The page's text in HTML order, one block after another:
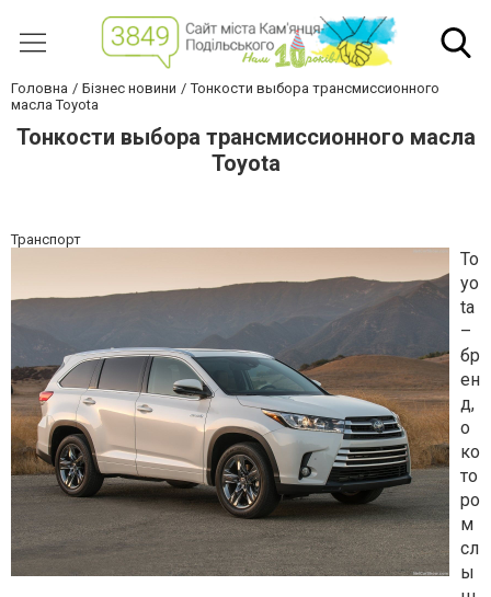
Головна Бізнес новини
Тонкости выбора трансмиссионного
масла Toyota
Тонкости выбора трансмиссионного масла
Toyota
Транспорт
To
yo
ta
–
бр
ен
д,
о
ко
то
ро
м
сл
ы